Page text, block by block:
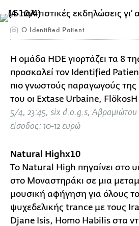
Ο Identified Patient.
Η ομάδα HDE γιορτάζει τα 8
προσκαλεί τον Identified
πιο γνωστούς παραγωγούς
του οι Extase Urbaine,
5/4, 23:45, six d.o.g.s,
είσοδος: 10-12 ευρώ
Natural Highx10
Το Natural High πηγαίνει στο
στο Μοναστηράκι σε μια
μουσική αφήγηση για όλους
ψυχεδελικής trance με τους
Djane Isis, Homo Habilis στα